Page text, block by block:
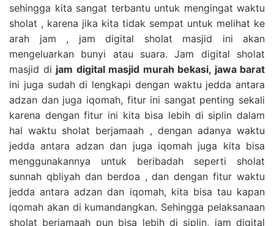
sehingga kita sangat terbantu untuk mengingat waktu
sholat , karena jika kita tidak sempat untuk melihat ke
arah jam , jam digital sholat masjid ini akan
mengeluarkan bunyi atau suara. Jam digital sholat
masjid di jam digital masjid murah bekasi, jawa barat
ini juga sudah di lengkapi dengan waktu jedda antara
adzan dan juga iqomah, fitur ini sangat penting sekali
karena dengan fitur ini kita bisa lebih di siplin dalam
hal waktu sholat berjamaah , dengan adanya waktu
jedda antara adzan dan juga iqomah juga kita bisa
menggunakannya untuk beribadah seperti sholat
sunnah qbliyah dan berdoa , dan dengan fitur waktu
jedda antara adzan dan iqomah, kita bisa tau kapan
iqomah akan di kumandangkan. Sehingga pelaksanaan
sholat berjamaah pun bisa lebih di siplin, jam digital